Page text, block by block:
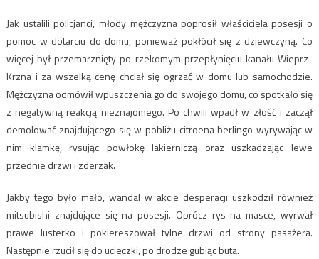
Jak ustalili policjanci, młody mężczyzna poprosił właściciela posesji o
pomoc w dotarciu do domu, ponieważ pokłócił się z dziewczyną. Co
więcej był przemarznięty po rzekomym przepłynięciu kanału Wieprz-
Krzna i za wszelką cenę chciał się ogrzać w domu lub samochodzie.
Mężczyzna odmówił wpuszczenia go do swojego domu, co spotkało się
z negatywną reakcją nieznajomego. Po chwili wpadł w złość i zaczął
demolować znajdującego się w pobliżu citroena berlingo wyrywając w
nim klamkę, rysując powłokę lakierniczą oraz uszkadzając lewe
przednie drzwi i zderzak.
Jakby tego było mało, wandal w akcie desperacji uszkodził również
mitsubishi znajdujące się na posesji. Oprócz rys na masce, wyrwał
prawe lusterko i pokiereszował tylne drzwi od strony pasażera.
Następnie rzucił się do ucieczki, po drodze gubiąc buta.